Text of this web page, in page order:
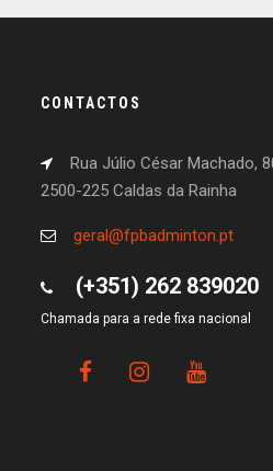
CONTACTOS
Rua Júlio César Machado,
2500-225 Caldas da Rainha
geral@fpbadminton.pt
(+351) 262 839020
Chamada para a rede fixa nacional